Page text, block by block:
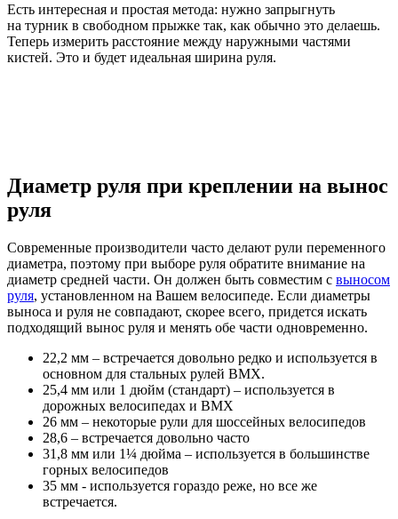
Есть интересная и простая метода: нужно запрыгнуть
на турник в свободном прыжке так, как обычно это делаешь.
Теперь измерить расстояние между наружными частями
кистей. Это и будет идеальная ширина руля.
Диаметр руля при креплении на вынос
руля
Современные производители часто делают рули переменного
диаметра, поэтому при выборе руля обратите внимание на
диаметр средней части. Он должен быть совместим с выносом
руля, установленном на Вашем велосипеде. Если диаметры
выноса и руля не совпадают, скорее всего, придется искать
подходящий вынос руля и менять обе части одновременно.
22,2 мм – встречается довольно редко и используется в
основном для стальных рулей ВМХ.
25,4 мм или 1 дюйм (стандарт) – используется в
дорожных велосипедах и BMX
26 мм – некоторые рули для шоссейных велосипедов
28,6 – встречается довольно часто
31,8 мм или 1¼ дюйма – используется в большинстве
горных велосипедов
35 мм - используется гораздо реже, но все же
встречается.